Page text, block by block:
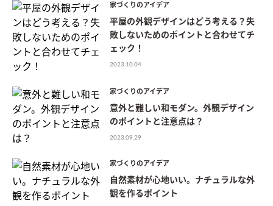
家づくりのアイデア
平屋の外観デザインはどう考える？失
敗しないためのポイントと合わせてチ
ェック！
2023.10.04
家づくりのアイデア
意外と難しい和モダン。外観デザイン
のポイントと注意点は？
2023.09.29
家づくりのアイデア
自然素材が心地いい。ナチュラルな外
観を作るポイント